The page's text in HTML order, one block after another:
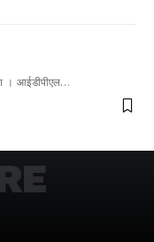
। आईडीपीएल…